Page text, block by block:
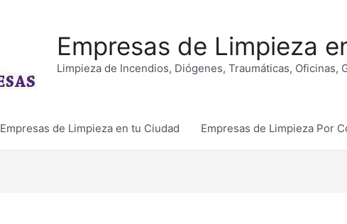
Empresas de Limpieza
Limpieza de Incendios, Diógenes, Traumáticas, Oficinas,
Empresas de Limpieza en tu Ciudad Empresas de Limpieza Por